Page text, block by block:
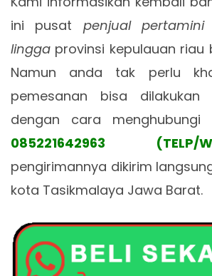
ini pusat penjual
lingga provinsi kepulauan riau
Namun anda tak perlu
pemesanan bisa dilakukan
dengan cara menghubungi
085221642963 (TELP/
pengirimannya dikirim
kota Tasikmalaya Jawa Barat.